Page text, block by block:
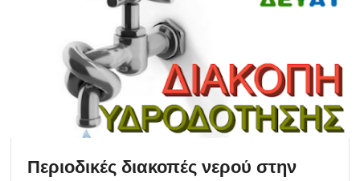
Περιοδικές διακοπές νερού στην